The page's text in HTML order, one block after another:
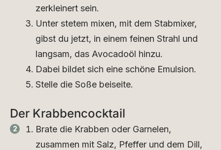
zerkleinert sein.
Unter stetem mixen, mit dem Stabmixer,
gibst du jetzt, in einem feinen Strahl und
langsam, das Avocadoöl hinzu.
Dabei bildet sich eine schöne Emulsion.
Stelle die Soße beiseite.
Der Krabbencocktail
Brate die Krabben oder Garnelen,
zusammen mit Salz, Pfeffer und dem Dill,